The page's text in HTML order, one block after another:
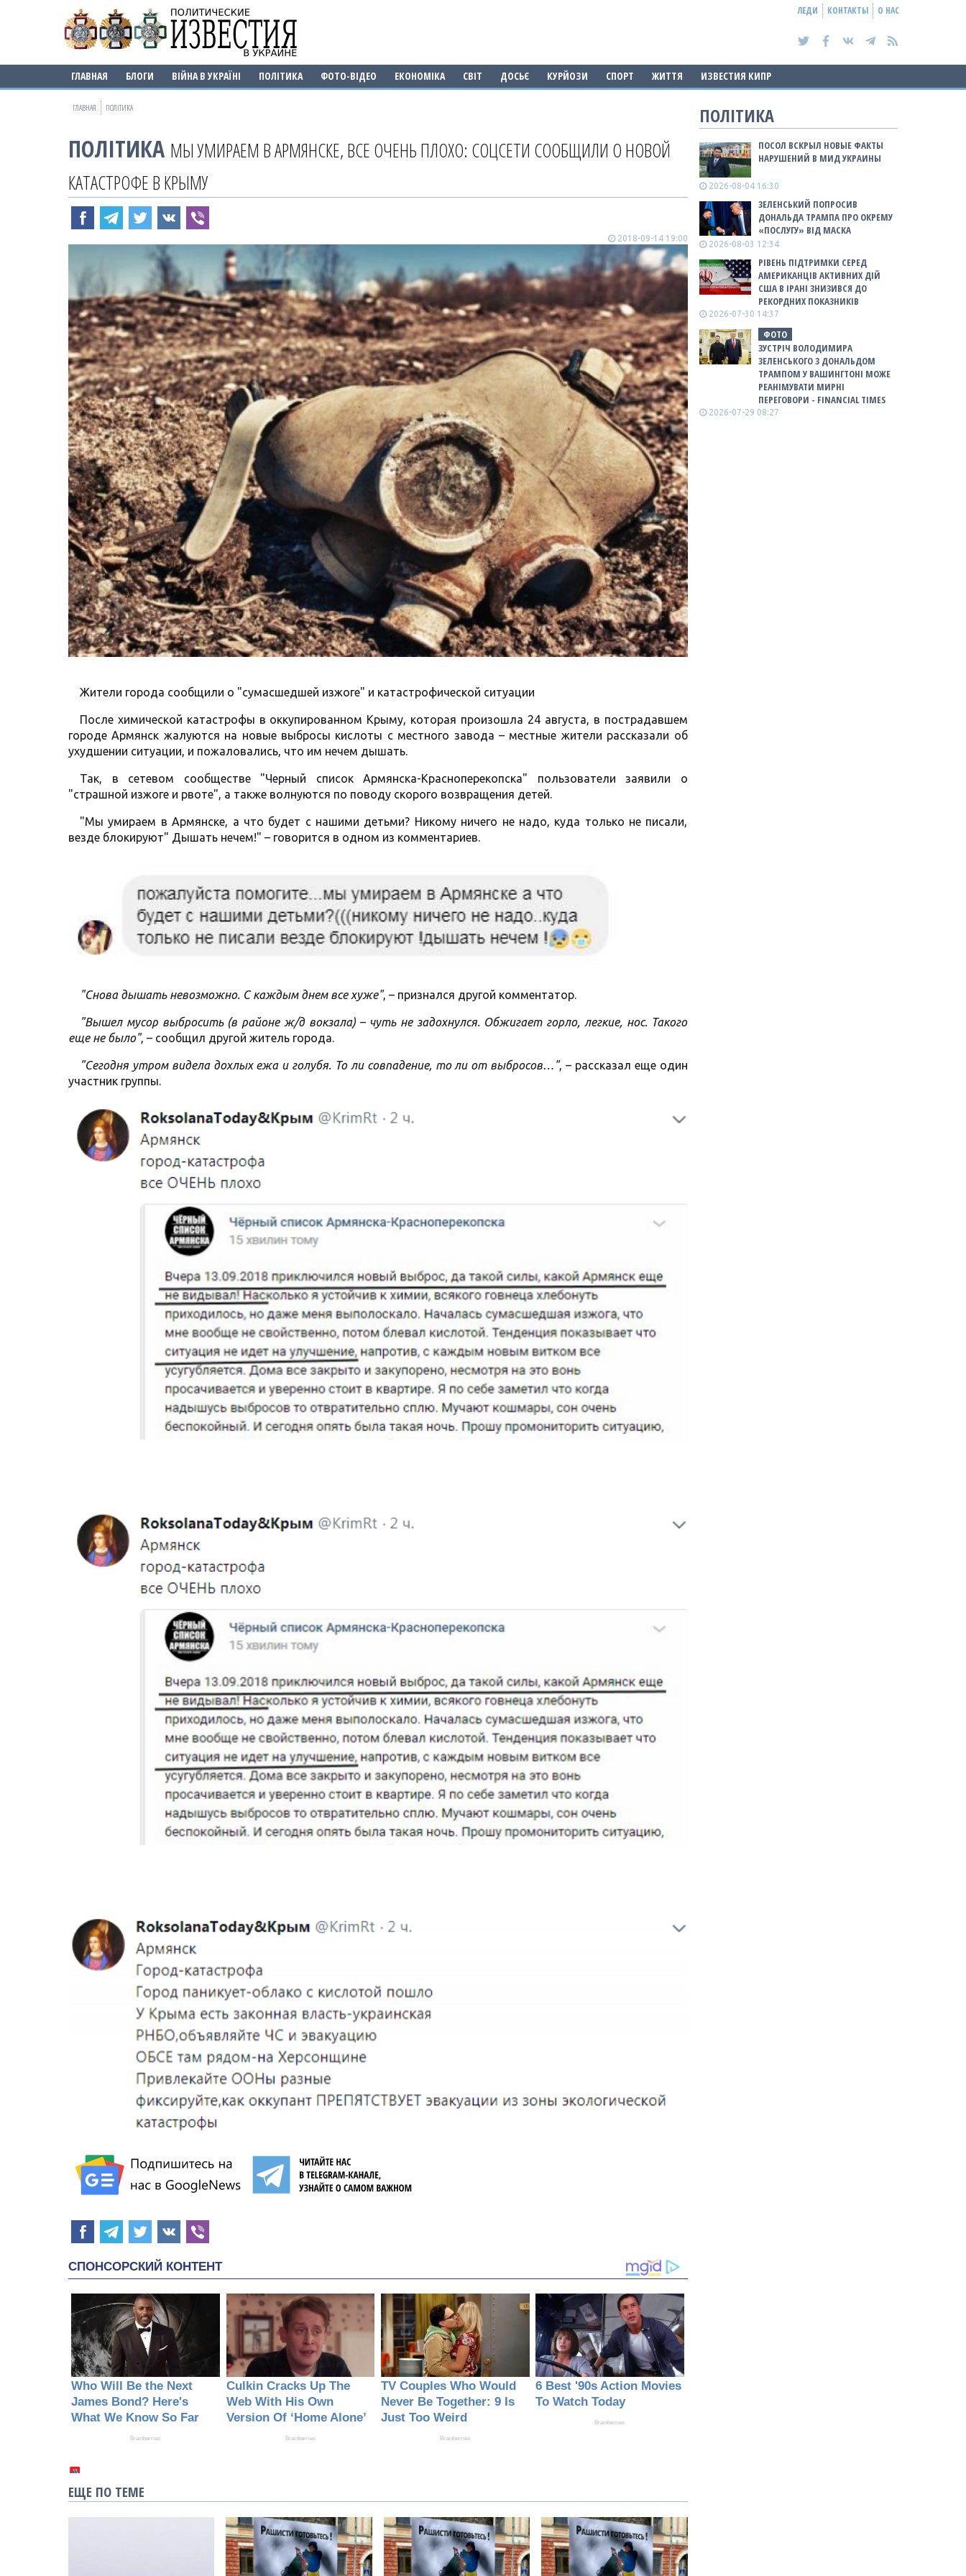
ЛЕДИ КОНТАКТЫ О НАС
ГЛАВНАЯ БЛОГИ ВІЙНА В УКРАЇНІ ПОЛІТИКА ФОТО-ВІДЕО ЕКОНОМІКА СВІТ ДОСЬЄ КУРЙОЗИ СПОРТ ЖИТТЯ ИЗВЕСТИЯ КИПР
ГЛАВНАЯ ПОЛІТИКА
ПОЛІТИКА МЫ УМИРАЕМ В АРМЯНСКЕ, ВСЕ ОЧЕНЬ ПЛОХО: СОЦСЕТИ СООБЩИЛИ О НОВОЙ
КАТАСТРОФЕ В КРЫМУ
2018-09-14 19:00
Жители города сообщили о "сумасшедшей изжоге" и катастрофической ситуации
После химической катастрофы в оккупированном Крыму, которая произошла 24 августа, в пострадавшем
городе Армянск жалуются на новые выбросы кислоты с местного завода – местные жители рассказали об
ухудшении ситуации, и пожаловались, что им нечем дышать.
Так, в сетевом сообществе "Черный список Армянска-Красноперекопска" пользователи заявили о
"страшной изжоге и рвоте", а также волнуются по поводу скорого возвращения детей.
"Мы умираем в Армянске, а что будет с нашими детьми? Никому ничего не надо, куда только не писали,
везде блокируют" Дышать нечем!" – говорится в одном из комментариев.
"Снова дышать невозможно. С каждым днем все хуже", – признался другой комментатор.
"Вышел мусор выбросить (в районе ж/д вокзала) – чуть не задохнулся. Обжигает горло, легкие, нос. Такого
еще не было", – сообщил другой житель города.
"Сегодня утром видела дохлых ежа и голубя. То ли совпадение, то ли от выбросов…", – рассказал еще один
участник группы.
ЕЩЕ ПО ТЕМЕ
ПОЛІТИКА
ПОСОЛ ВСКРЫЛ НОВЫЕ ФАКТЫ
НАРУШЕНИЙ В МИД УКРАИНЫ
2026-08-04 16:30
ЗЕЛЕНСЬКИЙ ПОПРОСИВ
ДОНАЛЬДА ТРАМПА ПРО ОКРЕМУ
«ПОСЛУГУ» ВІД МАСКА
2026-08-03 12:34
РІВЕНЬ ПІДТРИМКИ СЕРЕД
АМЕРИКАНЦІВ АКТИВНИХ ДІЙ
США В ІРАНІ ЗНИЗИВСЯ ДО
РЕКОРДНИХ ПОКАЗНИКІВ
2026-07-30 14:37
ФОТО
ЗУСТРІЧ ВОЛОДИМИРА
ЗЕЛЕНСЬКОГО З ДОНАЛЬДОМ
ТРАМПОМ У ВАШИНГТОНІ МОЖЕ
РЕАНІМУВАТИ МИРНІ
ПЕРЕГОВОРИ - FINANCIAL TIMES
2026-07-29 08:27